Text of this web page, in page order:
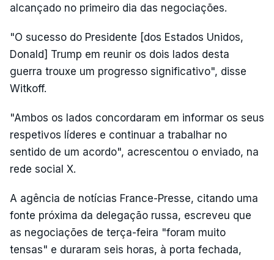
alcançado no primeiro dia das negociações.
"O sucesso do Presidente [dos Estados Unidos,
Donald] Trump em reunir os dois lados desta
guerra trouxe um progresso significativo", disse
Witkoff.
"Ambos os lados concordaram em informar os seus
respetivos líderes e continuar a trabalhar no
sentido de um acordo", acrescentou o enviado, na
rede social X.
A agência de notícias France-Presse, citando uma
fonte próxima da delegação russa, escreveu que
as negociações de terça-feira "foram muito
tensas" e duraram seis horas, à porta fechada,